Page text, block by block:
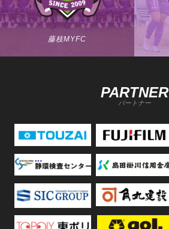
藤枝MYFC
PARTNER
パートナー